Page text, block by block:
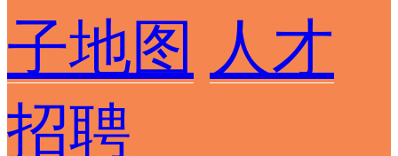
子地图 人才
招聘